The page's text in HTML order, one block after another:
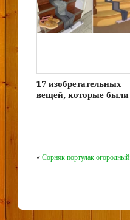
17 изобретательных
вещей, которые были
« Сорняк портулак огородный